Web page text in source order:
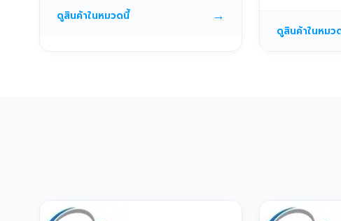
ดูสินค้าในหมวดนี้ →
ดูสินค้าในหมว